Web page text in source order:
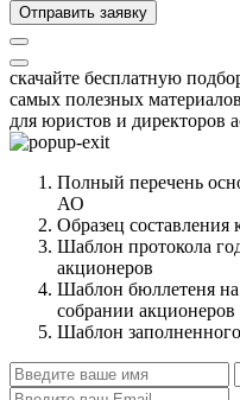
Отправить заявку
скачайте бесплатную
самых полезных
для юристов и директоров
Полный перечень
АО
Образец
Шаблон протокола
акционеров
Шаблон бюллетеня
собрании акционеров
Шаблон